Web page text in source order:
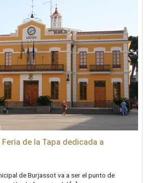
de la Tapa dedicada a
de Burjassot va a ser el punto de